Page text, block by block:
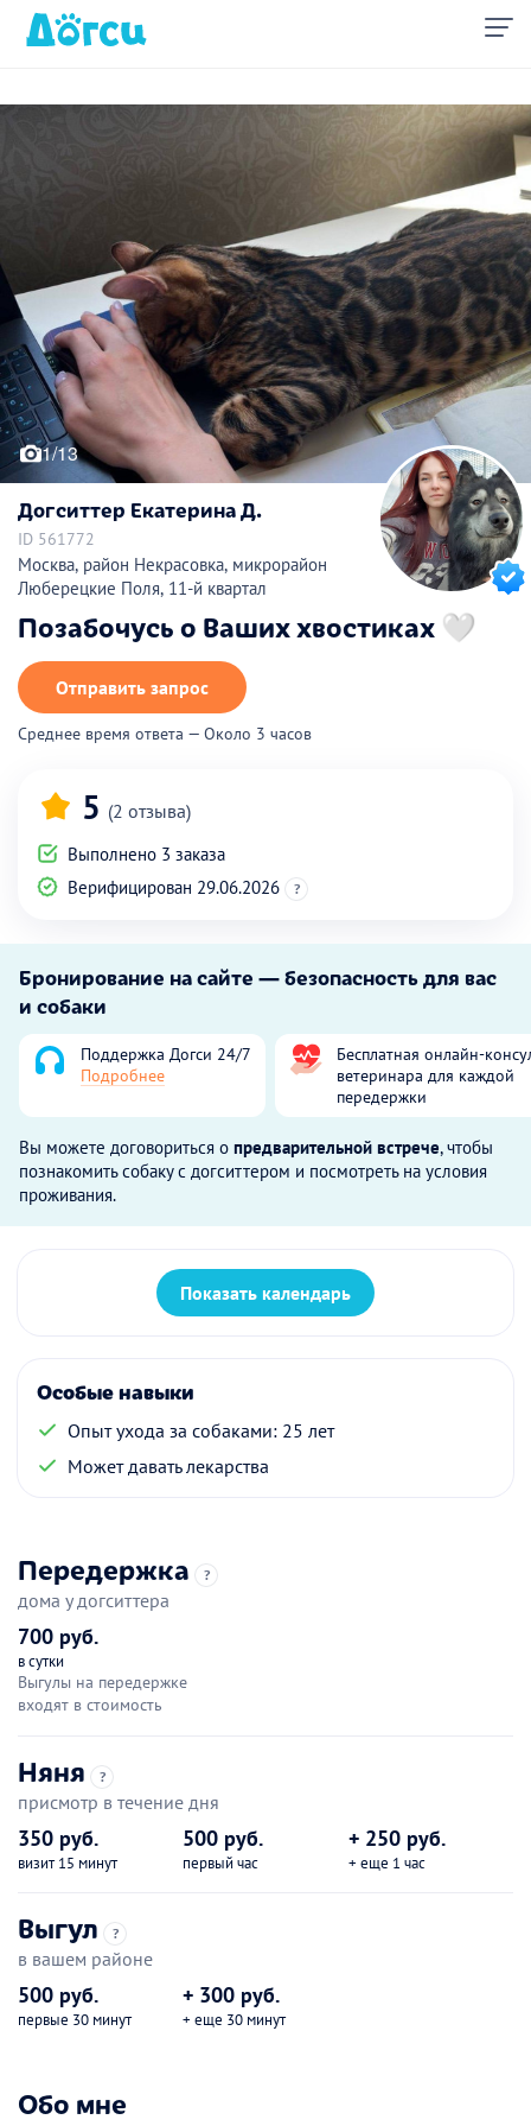
1/13
Догситтер Екатерина Д.
ID 561772
Москва, район Некрасовка, микрорайон
Люберецкие Поля, 11-й квартал
Позабочусь о Ваших хвостиках 🤍
Отправить запрос
Среднее время ответа — Около 3 часов
5 (2 отзыва)
Выполнено 3 заказа
Верифицирован 29.06.2026
?
Бронирование на сайте — безопасность для вас
и собаки
Поддержка Догси 24/7
Подробнее
Бесплатная онлайн-
ветеринара для каждой
передержки
Вы можете договориться о предварительной встрече, чтобы
познакомить собаку с догситтером и посмотреть на условия
проживания.
Показать календарь
Особые навыки
Опыт ухода за собаками: 25 лет
Может давать лекарства
Передержка ?
дома у догситтера
700 руб.
в сутки
Выгулы на передержке
входят в стоимость
Няня ?
присмотр в течение дня
350 руб.
визит 15 минут
500 руб.
первый час
+ 250 руб.
+ еще 1 час
Выгул ?
в вашем районе
500 руб.
первые 30 минут
+ 300 руб.
+ еще 30 минут
Обо мне